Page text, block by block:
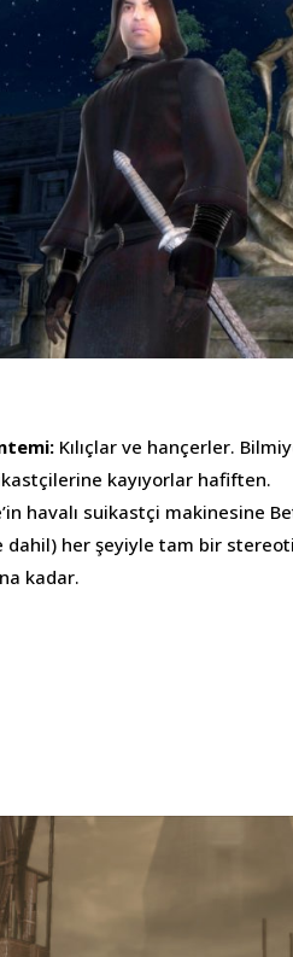
Kılıçlar ve hançerler.
kayıyorlar hafiften.
havalı suikastçi makinesine
dahil) her şeyiyle tam bir
kadar.